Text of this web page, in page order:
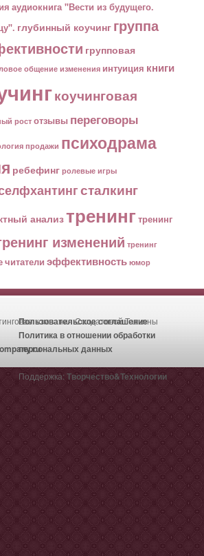
аудиокнига "Вести из будущего.
глубинный коучинг группа
групповая
общение изменения интуиция книги
коучинговая
рост отзывы переговоры
продажи психодрама
ребефинг ролевые игры
сталкинг
анализтренинг тренинг
изменений тренинг
читатели эффективность юмор
компания Солдатовой Татьяны
Пользовательское соглашение
Политика в отношении обработки
персональных данных
Поддержка:Творчество&Технологии